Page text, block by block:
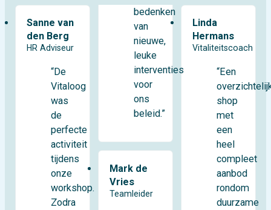
Sanne van
den Berg
HR Adviseur
“De
Vitaloog
was
de
perfecte
activiteit
tijdens
onze
workshop.
Zodra
bedenken
van
nieuwe,
leuke
interventies
voor
ons
beleid.”
Mark de
Vries
Teamleider
Linda
Hermans
Vitaliteitscoach
“Een
shop
met
een
heel
compleet
aanbod
rondom
duurzame